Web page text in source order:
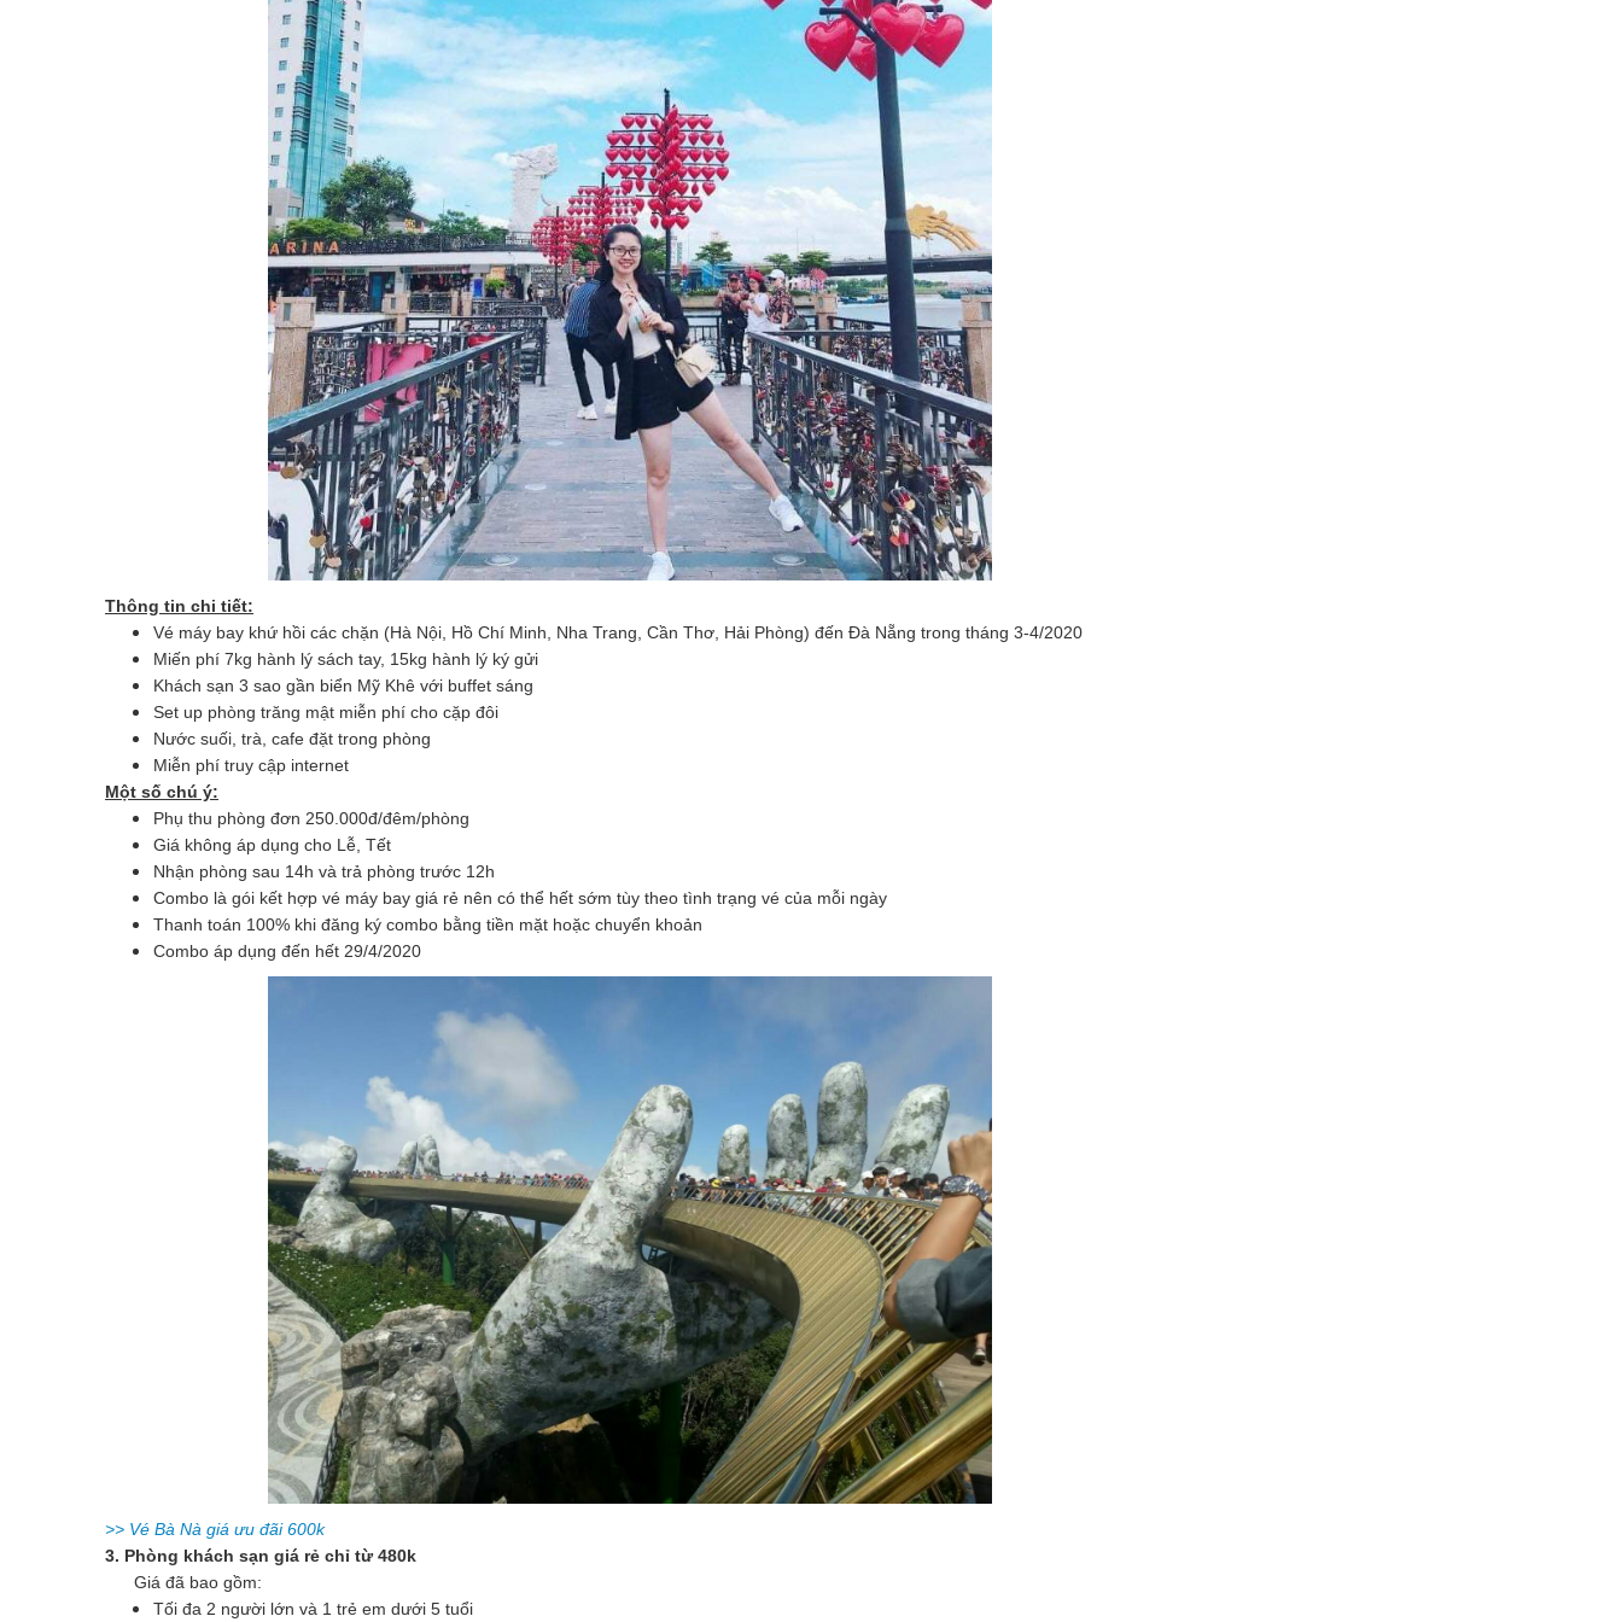
Thông tin chi tiết:
Vé máy bay khứ hồi các chặn (Hà Nội, Hồ Chí Minh, Nha Trang, Cần Thơ, Hải Phòng) đến Đà Nẵng trong tháng 3-4/2020
Miến phí 7kg hành lý sách tay, 15kg hành lý ký gửi
Khách sạn 3 sao gần biển Mỹ Khê với buffet sáng
Set up phòng trăng mật miễn phí cho cặp đôi
Nước suối, trà, cafe đặt trong phòng
Miễn phí truy cập internet
Một số chú ý:
Phụ thu phòng đơn 250.000đ/đêm/phòng
Giá không áp dụng cho Lễ, Tết
Nhận phòng sau 14h và trả phòng trước 12h
Combo là gói kết hợp vé máy bay giá rẻ nên có thể hết sớm tùy theo tình trạng vé của mỗi ngày
Thanh toán 100% khi đăng ký combo bằng tiền mặt hoặc chuyển khoản
Combo áp dụng đến hết 29/4/2020
>> Vé Bà Nà giá ưu đãi 600k
3. Phòng khách sạn giá rẻ chỉ từ 480k
Giá đã bao gồm:
Tối đa 2 người lớn và 1 trẻ em dưới 5 tuổi